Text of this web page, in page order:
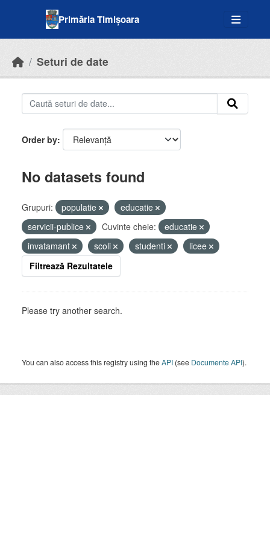
Primăria Timișoara
Seturi de date
Order by
No datasets found
Grupuri: populatie
educatie
servicii-publice
Cuvinte cheie:
educatie
invatamant
scoli studenti
licee
Filtrează Rezultatele
Please try another search.
You can also access this registry using theAPI (see Documente API).